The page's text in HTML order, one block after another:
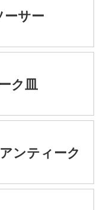
ーサー
ク皿
ンティーク